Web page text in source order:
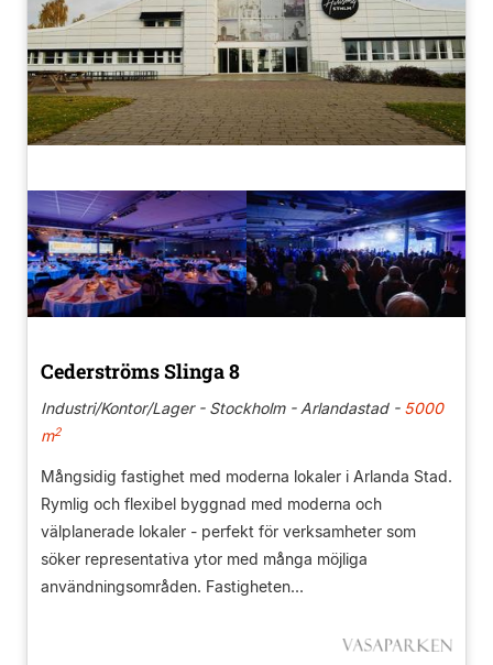
Cederströms Slinga 8
Industri/Kontor/Lager - Stockholm - Arlandastad -5000
m2
Mångsidig fastighet med moderna lokaler i Arlanda Stad.
Rymlig och flexibel byggnad med moderna och
välplanerade lokaler - perfekt för verksamheter som
söker representativa ytor med många möjliga
användningsområden. Fastigheten...